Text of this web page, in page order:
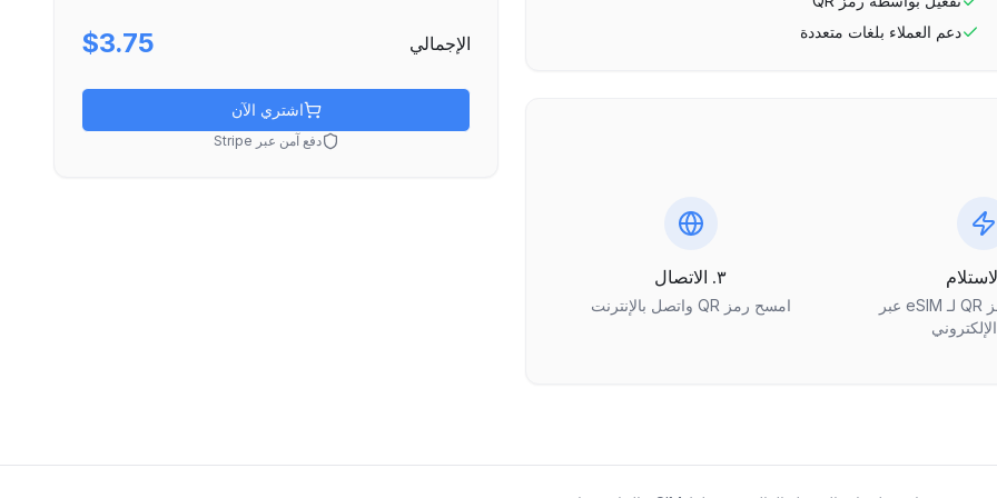
دعم العملاء بلغات متعددة
احصل على رمز QR لـ eSIM عبر
٣. الاتصال
امسح رمز QR واتصل بالإنترنت
الإجمالي $3.75
اشتري الآن
دفع آمن عبر Stripe